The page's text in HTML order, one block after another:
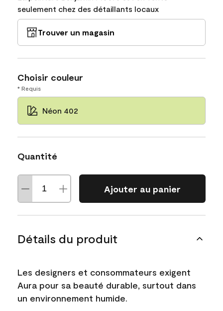
seulement chez des détaillants locaux
Trouver un magasin
Choisir couleur
* Requis
Néon 402
Quantité
Ajouter au panier
Détails du produit
Les designers et consommateurs exigent
Aura pour sa beauté durable, surtout dans
un environnement humide.